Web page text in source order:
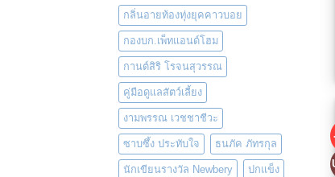
กลิ่นอายท้องทุ่งยุคคาวบอย
กองบก.เพ็ทแอนด์โฮม
กานต์สิริ โรจนสุวรรณ
คู่มือดูแลสัตว์เลี้ยง
งามพรรณ เวชชาชีวะ
ซาบซึ้ง ประทับใจ ธนภัค ภัทรกุล
นักเขียนรางวัล Newbery ปกแข็ง